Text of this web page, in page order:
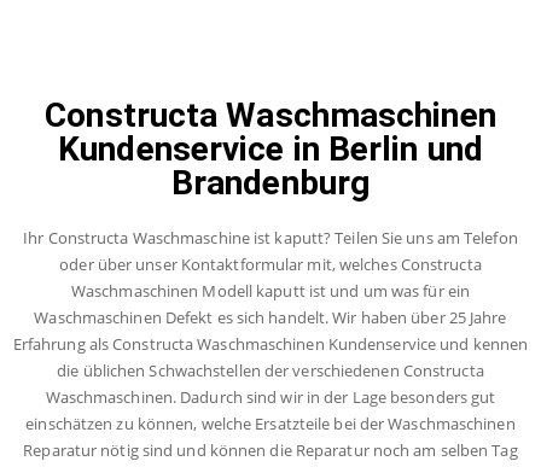
Constructa Waschmaschinen
Kundenservice in Berlin und
Brandenburg
Ihr Constructa Waschmaschine ist kaputt? Teilen Sie uns am Telefon
oder über unser Kontaktformular mit, welches Constructa
Waschmaschinen Modell kaputt ist und um was für ein
Waschmaschinen Defekt es sich handelt. Wir haben über 25 Jahre
Erfahrung als Constructa Waschmaschinen Kundenservice und kennen
die üblichen Schwachstellen der verschiedenen Constructa
Waschmaschinen. Dadurch sind wir in der Lage besonders gut
einschätzen zu können, welche Ersatzteile bei der Waschmaschinen
Reparatur nötig sind und können die Reparatur noch am selben Tag